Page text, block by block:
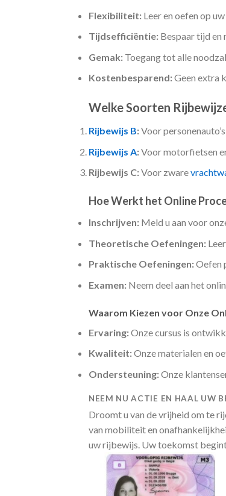
Flexibiliteit: Leer en oefen op
Tijdsefficiëntie: Bespaar tijd en
Gemak: Toegang tot alle
Kostenbesparend:Geen extra
Welke Soorten
Rijbewijs B:Voor
Rijbewijs A:Voor motorfietsen
Rijbewijs C:Voor zware
Hoe Werkt het Online
Inschrijven: Meld u aan voor
Theoretische Oefeningen:
Praktische Oefeningen:Oefen
Examen: Neem deel aan het
Waarom Kiezen voor Onze
Ervaring:Onze cursus is
Kwaliteit:Onze materialen en
Ondersteuning:Onze
NEEM NU ACTIE EN HAAL UW
Droomt u van de vrijheid om te
van mobiliteit en
uw rijbewijs. Uw toekomst